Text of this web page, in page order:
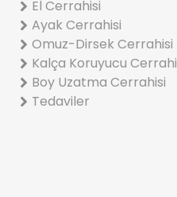
El Cerrahisi
Ayak Cerrahisi
Omuz-Dirsek Cerrahisi
Kalça Koruyucu Cerrahi
Boy Uzatma Cerrahisi
Tedaviler